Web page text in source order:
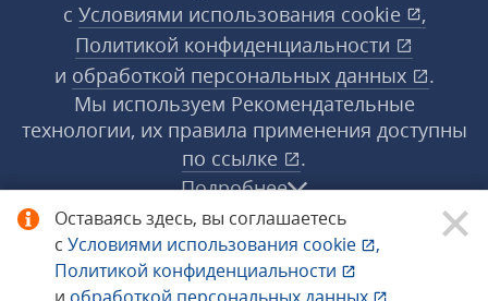
Оставаясь здесь, вы соглашаетесь
с Условиями использования cookie
,
Политикой конфиденциальности
с Условиями использования cookie
,
Политикой конфиденциальности
и обработкой персональных данных
.
Мы используем Рекомендательные
технологии, их правила применения доступны
по ссылке
.
Подробнее
© 1998−2026 «1С‑Рарус» ®. Все права
защищены.